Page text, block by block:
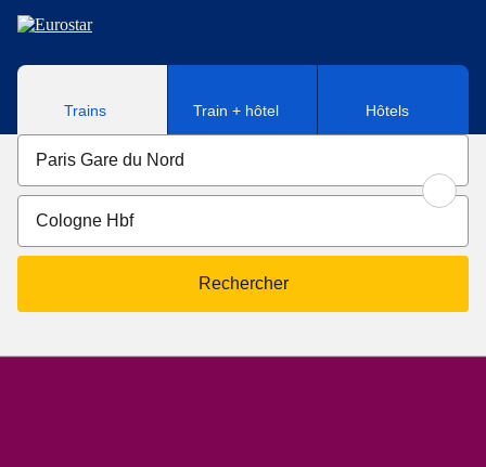
Aller au contenu principal
Trains Train + hôtel Hôtels
Rechercher